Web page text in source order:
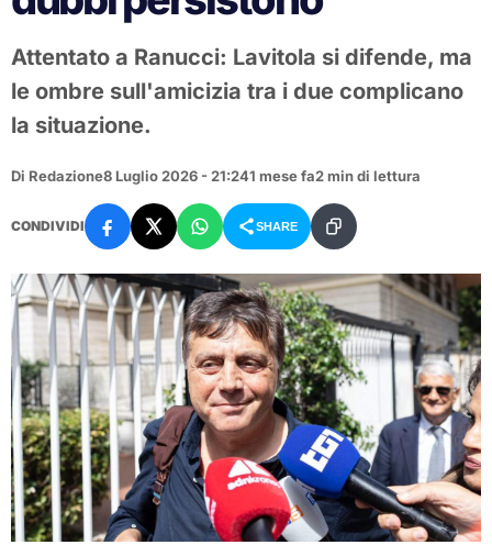
Attentato a Ranucci: Lavitola si difende, ma
le ombre sull'amicizia tra i due complicano
la situazione.
Di Redazione8 Luglio 2026 - 21:241 mese fa2 min di lettura
CONDIVIDI SHARE